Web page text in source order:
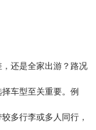
还是全家出游？路况
车型至关重要。例
多行李或多人同行，